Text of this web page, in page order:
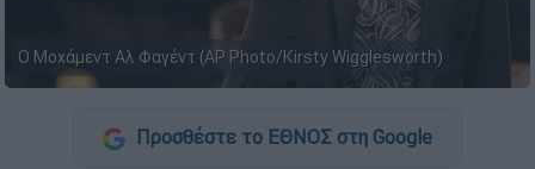
Ο Μοχάμεντ Αλ Φαγέντ (AP Photo/Kirsty Wigglesworth)
Προσθέστε το ΕΘΝΟΣ στη Google